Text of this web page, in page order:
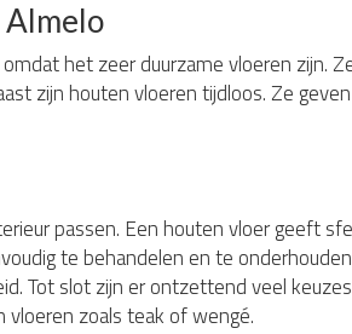
het zeer duurzame vloeren zijn.
zijn houten vloeren tijdloos. Ze
passen. Een houten vloer geeft
te behandelen en te
Tot slot zijn er ontzettend veel
zoals teak of wengé.